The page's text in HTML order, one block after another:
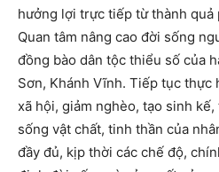
hưởng lợi trực tiếp từ thành quả
Quan tâm nâng cao đời sống
đồng bào dân tộc thiểu số của
Sơn, Khánh Vĩnh. Tiếp tục thực
xã hội, giảm nghèo, tạo sinh
sống vật chất, tinh thần của
đầy đủ, kịp thời các chế độ,